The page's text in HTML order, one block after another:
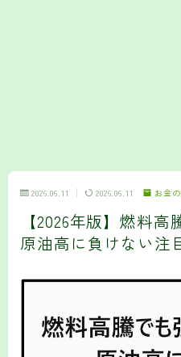
2026.06.11 2026.06.11 お金
【2026年版】燃料
原油高に負けない注